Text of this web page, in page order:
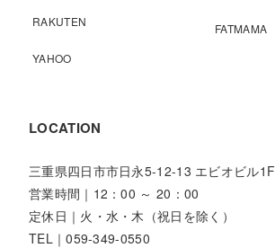
RAKUTEN
YAHOO
FATMAMA
LOCATION
三重県四日市市日永5-12-13 エビオビル1F
営業時間｜12：00 ～ 20：00
定休日｜火・水・木（祝日を除く）
TEL｜059-349-0550